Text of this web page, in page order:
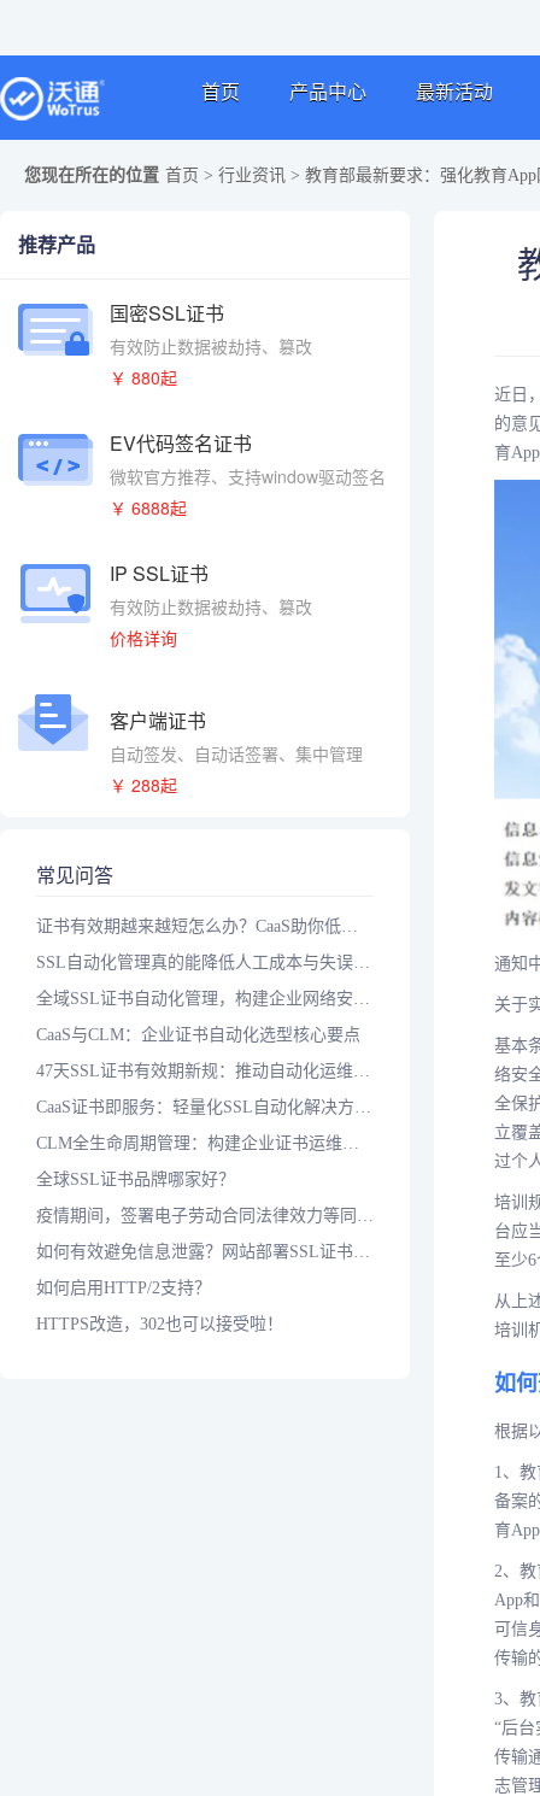
首页 产品中心 最新活动
您现在所在的位置 首页 > 行业资讯 > 教育部最新要求：强化教育
推荐产品
国密SSL证书
有效防止数据被劫持、篡改
￥ 880起
EV代码签名证书
微软官方推荐、支持window驱动签名
￥ 6888起
IP SSL证书
有效防止数据被劫持、篡改
价格详询
客户端证书
自动签发、自动话签署、集中管理
￥ 288起
常见问答
证书有效期越来越短怎么办？CaaS助你低成本实现自动化
SSL自动化管理真的能降低人工成本与失误率吗？落地三步走
全域SSL证书自动化管理，构建企业网络安全智能防护体系
CaaS与CLM：企业证书自动化选型核心要点
47天SSL证书有效期新规：推动自动化运维升级的关键一步
CaaS证书即服务：轻量化SSL自动化解决方案，应对短周期证书时代
CLM全生命周期管理：构建企业证书运维标准化防护体系
全球SSL证书品牌哪家好？
疫情期间，签署电子劳动合同法律效力等同于纸质合同吗？
如何有效避免信息泄露？网站部署SSL证书是基本保障
如何启用HTTP/2支持？
HTTPS改造，302也可以接受啦！
近日
的意
育
通知
关于
基本
络安
全保
立覆
过个
培训
台应
至少
从上
培训
如
根据
1、
备案
育
2、
App
可信
传输
3、
“后
传输
志管